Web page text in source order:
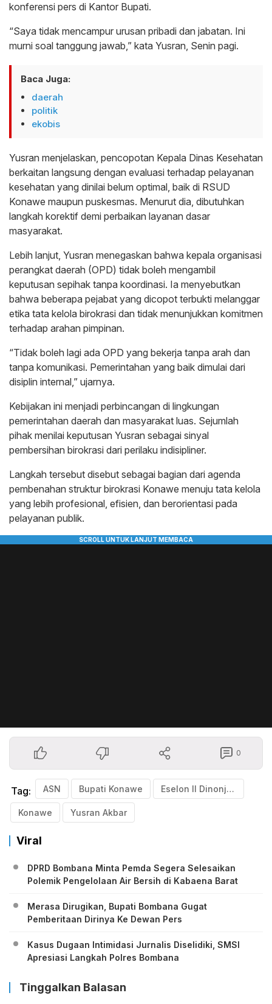
konferensi pers di Kantor Bupati.
“Saya tidak mencampur urusan pribadi dan jabatan. Ini
murni soal tanggung jawab,” kata Yusran, Senin pagi.
Baca Juga:
daerah
politik
ekobis
Yusran menjelaskan, pencopotan Kepala Dinas Kesehatan
berkaitan langsung dengan evaluasi terhadap pelayanan
kesehatan yang dinilai belum optimal, baik di RSUD
Konawe maupun puskesmas. Menurut dia, dibutuhkan
langkah korektif demi perbaikan layanan dasar
masyarakat.
Lebih lanjut, Yusran menegaskan bahwa kepala organisasi
perangkat daerah (OPD) tidak boleh mengambil
keputusan sepihak tanpa koordinasi. Ia menyebutkan
bahwa beberapa pejabat yang dicopot terbukti melanggar
etika tata kelola birokrasi dan tidak menunjukkan komitmen
terhadap arahan pimpinan.
“Tidak boleh lagi ada OPD yang bekerja tanpa arah dan
tanpa komunikasi. Pemerintahan yang baik dimulai dari
disiplin internal,” ujarnya.
Kebijakan ini menjadi perbincangan di lingkungan
pemerintahan daerah dan masyarakat luas. Sejumlah
pihak menilai keputusan Yusran sebagai sinyal
pembersihan birokrasi dari perilaku indisipliner.
Langkah tersebut disebut sebagai bagian dari agenda
pembenahan struktur birokrasi Konawe menuju tata kelola
yang lebih profesional, efisien, dan berorientasi pada
pelayanan publik.
0
Tag: ASN Bupati Konawe Eselon II Dinonjob
Konawe Yusran Akbar
Viral
DPRD Bombana Minta Pemda Segera Selesaikan
Polemik Pengelolaan Air Bersih di Kabaena Barat
Merasa Dirugikan, Bupati Bombana Gugat
Pemberitaan Dirinya Ke Dewan Pers
Kasus Dugaan Intimidasi Jurnalis Diselidiki, SMSI
Apresiasi Langkah Polres Bombana
Tinggalkan Balasan